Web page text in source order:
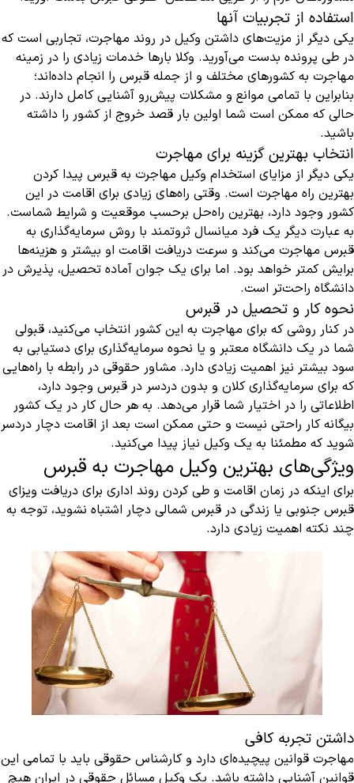
استفاده از تجربیات آنها
یکی دیگر از مزیت‌های داشتن وکیل در روند مهاجرت، تجاربی است که
در طی پرونده بدست می‌آورید. وکلا بارها خدمات زیادی را در زمینه
مهاجرت به کشورهای مختلف و از جمله قبرس را انجام داده‌اند؛
بنابراین با تمامی موانع و مشکلات پیش‌رو آشنایی کامل دارند. در
حالی که ممکن است شما اولین بار قصد خروج از کشور را داشته
باشید.
انتخاب بهترین گزینه برای مهاجرت
یکی دیگر از مزایای استخدام وکیل مهاجرت به قبرس پیدا کردن
بهترین راه مهاجرت است. وقتی راه‌های زیادی برای اقامت در این
کشور وجود دارد، بهترین راه‌حل برحسب موقعیت و شرایط شماست.
به عبارت دیگر یک فرد میانسال ثروتمند با روش سرمایه‌گذاری به
قبرس مهاجرت می‌کند و سرعت دریافت اقامت او بیشتر و هزینه‌ها
برایش کمتر خواهد بود. اما برای یک جوان آماده تحصیل، پذیرش در
دانشگاه راحت‌تر است.
نحوه کار و تحصیل در قبرس
در کنار روشی که برای مهاجرت به این کشور انتخاب می‌کنید، قبولی
شما در یک دانشگاه معتبر و یا نحوه سرمایه‌گذاری برای دستیابی به
سود بیشتر نیز اهمیت زیادی دارد. مشاور حقوقی در رابطه با راه‌هایی
که برای سرمایه‌گذاری کلان و بدون دردسر در قبرس وجود دارد،
اطلاعاتی را در اختیار شما قرار می‌دهد. به هر حال کار در یک کشور
بیگانه کار راحتی نیست و حتی ممکن است بعد از اقامت دچار دردسر
شوید که مطمئنا به یک وکیل نیاز پیدا می‌کنید.
ویژگی‌های بهترین وکیل مهاجرت به قبرس
برای اینکه در زمان اقامت و طی کردن روند اداری برای دریافت ویزای
قبرس جنوبی یا زندگی در قبرس شمالی دچار اشتباه نشوید، توجه به
چند نکته اهمیت زیادی دارد.
داشتن تجربه کافی
مهاجرت قوانین پیچیده‌ای دارد و کارشناس حقوقی باید با تمامی این
قوانین آشنایی داشته باشد. یک وکیل مسائل حقوقی در ایران هیچ